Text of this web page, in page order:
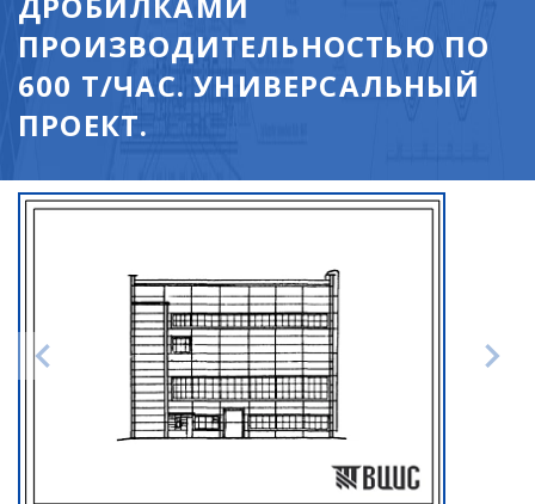
ПРОИЗВОДИТЕЛЬНОСТЬЮ ПО
600 Т/ЧАС. УНИВЕРСАЛЬНЫЙ
ПРОЕКТ.